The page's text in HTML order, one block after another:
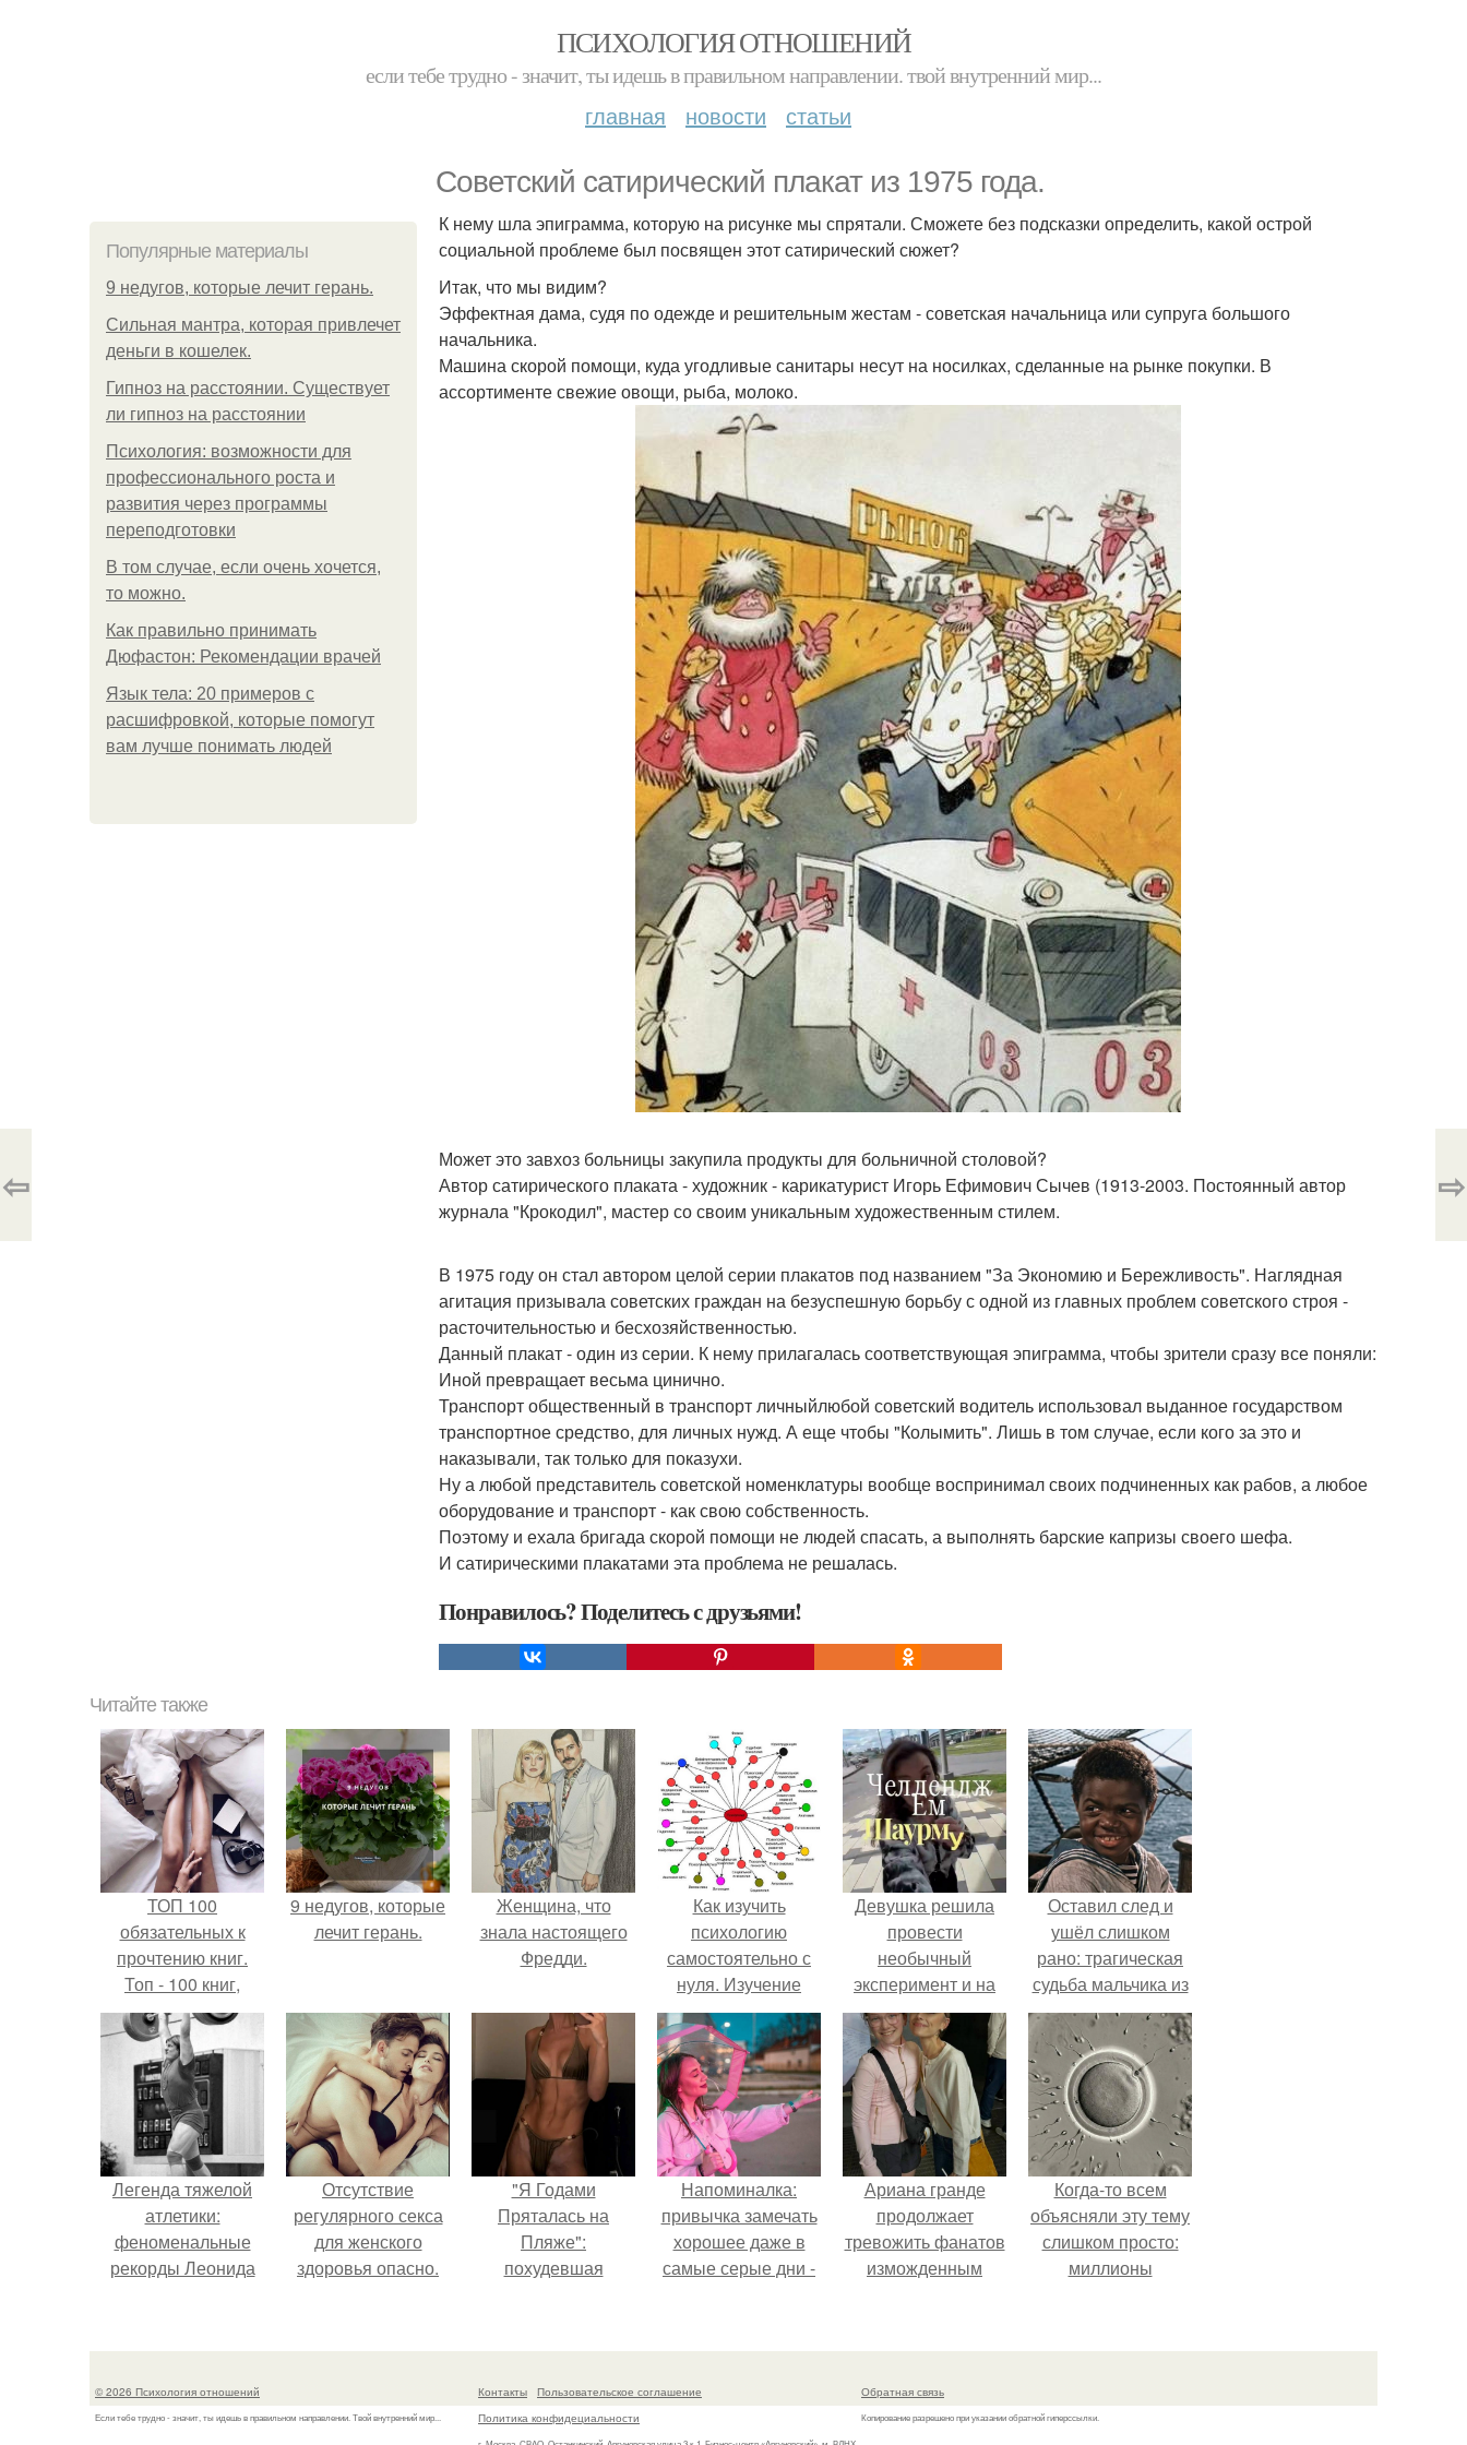
ПСИХОЛОГИЯ ОТНОШЕНИЙ
если тебе трудно - значит, ты идешь в правильном направлении. твой внутренний мир...
главная новости статьи
Советский сатирический плакат из 1975 года.
Популярные материалы
9 недугов, которые лечит герань.
Сильная мантра, которая привлечет
деньги в кошелек.
Гипноз на расстоянии. Существует
ли гипноз на расстоянии
Психология: возможности для
профессионального роста и
развития через программы
переподготовки
В том случае, если очень хочется,
то можно.
Как правильно принимать
Дюфастон: Рекомендации врачей
Язык тела: 20 примеров с
расшифровкой, которые помогут
вам лучше понимать людей
К нему шла эпиграмма, которую на рисунке мы спрятали. Сможете без подсказки определить, какой острой
социальной проблеме был посвящен этот сатирический сюжет?
Итак, что мы видим?
Эффектная дама, судя по одежде и решительным жестам - советская начальница или супруга большого
начальника.
Машина скорой помощи, куда угодливые санитары несут на носилках, сделанные на рынке покупки. В
ассортименте свежие овощи, рыба, молоко.
Может это завхоз больницы закупила продукты для больничной столовой?
Автор сатирического плаката - художник - карикатурист Игорь Ефимович Сычев (1913-2003. Постоянный автор
журнала "Крокодил", мастер со своим уникальным художественным стилем.
В 1975 году он стал автором целой серии плакатов под названием "За Экономию и Бережливость". Наглядная
агитация призывала советских граждан на безуспешную борьбу с одной из главных проблем советского строя -
расточительностью и бесхозяйственностью.
Данный плакат - один из серии. К нему прилагалась соответствующая эпиграмма, чтобы зрители сразу все поняли:
Иной превращает весьма цинично.
Транспорт общественный в транспорт личныйлюбой советский водитель использовал выданное государством
транспортное средство, для личных нужд. А еще чтобы "Колымить". Лишь в том случае, если кого за это и
наказывали, так только для показухи.
Ну а любой представитель советской номенклатуры вообще воспринимал своих подчиненных как рабов, а любое
оборудование и транспорт - как свою собственность.
Поэтому и ехала бригада скорой помощи не людей спасать, а выполнять барские капризы своего шефа.
И сатирическими плакатами эта проблема не решалась.
Понравилось? Поделитесь с друзьями!
⇦ ⇨
Читайте также
ТОП 100
обязательных к
прочтению книг.
Топ - 100 книг,
которые нужно
прочитать, чтобы
понимать себя и
других.
9 недугов, которые
лечит герань.
Женщина, что
знала настоящего
Фредди.
Как изучить
психологию
самостоятельно с
нуля. Изучение
психологии: основы
в книгах и база
знаний
Девушка решила
провести
необычный
эксперимент и на
протяжении 30
дней питалась
одной шаурмой.
Оставил след и
ушёл слишком
рано: трагическая
судьба мальчика из
фильма
"Максимка".
Легенда тяжелой
атлетики:
феноменальные
рекорды Леонида
Отсутствие
регулярного секса
для женского
здоровья опасно.
"Я Годами
Пряталась на
Пляже":
похудевшая
откровенном
Напоминалка:
привычка замечать
хорошее даже в
самые серые дни -
саморазвитию.
Ариана гранде
продолжает
тревожить фанатов
изможденным
Когда-то всем
объясняли эту тему
слишком просто:
миллионы
побеждает самый
© 2026 Психология отношений
Если тебе трудно - значит, ты идешь в правильном направлении. Твой внутренний мир...
Контакты
Пользовательское соглашение
Политика конфидециальности
Обратная связь
Копирование разрешено при указании обратной гиперссылки.